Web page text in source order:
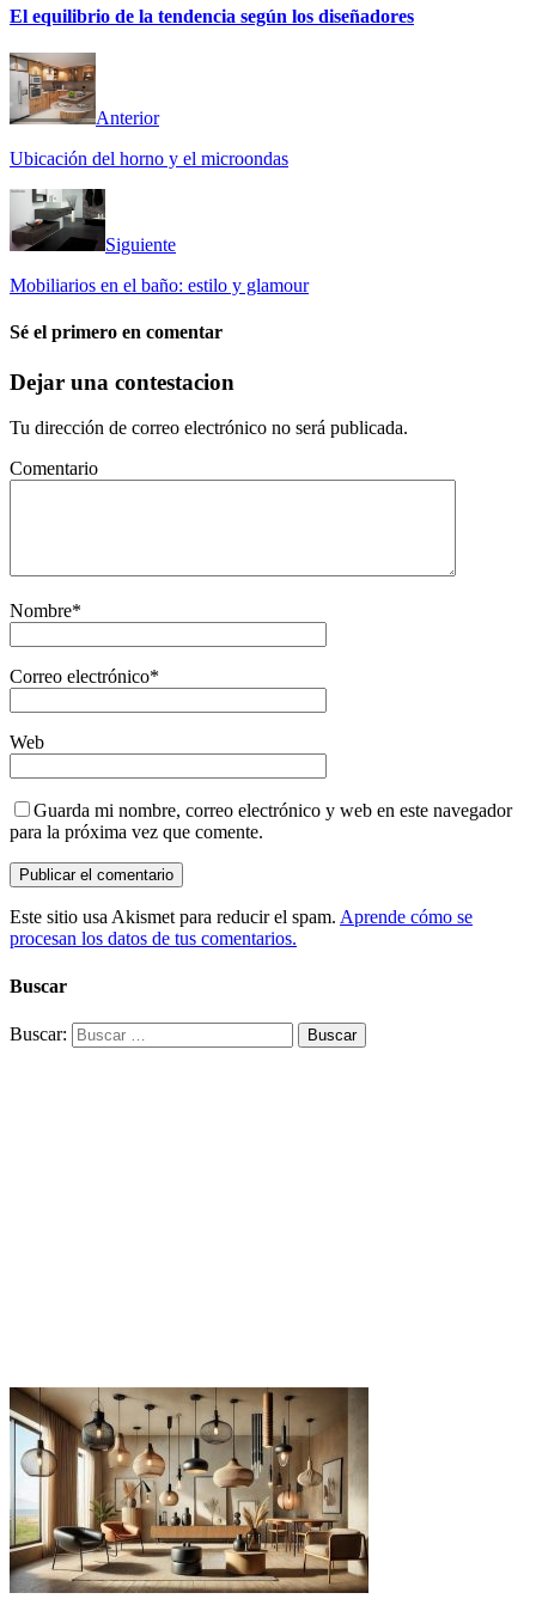
El equilibrio de la tendencia según los diseñadores
Anterior
Ubicación del horno y el microondas
Siguiente
Mobiliarios en el baño: estilo y glamour
Sé el primero en comentar
Dejar una contestacion
Tu dirección de correo electrónico no será publicada.
Comentario
Nombre*
Correo electrónico*
Web
Guarda mi nombre, correo electrónico y web en este navegador
para la próxima vez que comente.
Este sitio usa Akismet para reducir el spam. Aprende cómo se
procesan los datos de tus comentarios.
Buscar
Buscar: